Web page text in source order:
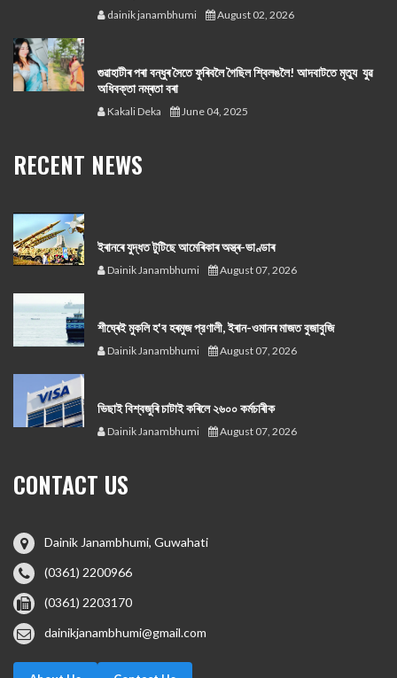
dainik janambhumi August 02, 2026
গুৱাহাটীৰ পৰা বন্ধুৰ সৈতে ফুৰিবলৈ গৈছিল শ্বিলঙলৈ! আদবাটতে মৃত্যু যুৱ
অধিবক্তা নম্ৰতা বৰা
Kakali Deka June 04, 2025
RECENT NEWS
ইৰানৰে যুদ্ধত টুটিছে আমেৰিকাৰ অস্ত্ৰ-ভাণ্ডাৰ
Dainik Janambhumi August 07, 2026
শীঘ্ৰেই মুকলি হ'ব হৰমুজ প্রণালী, ইৰান-ওমানৰ মাজত বুজাবুজি
Dainik Janambhumi August 07, 2026
ভিছাই বিশ্বজুৰি চাটাই কৰিলে ২৬০০ কৰ্মচাৰীক
Dainik Janambhumi August 07, 2026
CONTACT US
Dainik Janambhumi, Guwahati
(0361) 2200966
(0361) 2203170
dainikjanambhumi@gmail.com